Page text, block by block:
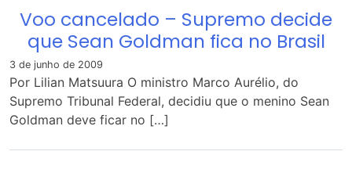
Voo cancelado – Supremo decide
que Sean Goldman fica no Brasil
3 de junho de 2009
Por Lilian Matsuura O ministro Marco Aurélio, do
Supremo Tribunal Federal, decidiu que o menino Sean
Goldman deve ficar no […]